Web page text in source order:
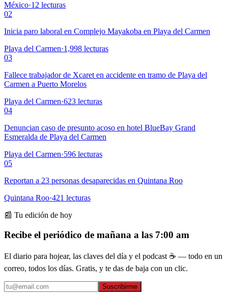
México·12 lecturas
02
Inicia paro laboral en Complejo Mayakoba en Playa del Carmen
Playa del Carmen·1,998 lecturas
03
Fallece trabajador de Xcaret en accidente en tramo de Playa del
Carmen a Puerto Morelos
Playa del Carmen·623 lecturas
04
Denuncian caso de presunto acoso en hotel BlueBay Grand
Esmeralda de Playa del Carmen
Playa del Carmen·596 lecturas
05
Reportan a 23 personas desaparecidas en Quintana Roo
Quintana Roo·421 lecturas
📰 Tu edición de hoy
Recibe el periódico de mañana a las 7:00 am
El diario para hojear, las claves del día y el podcast ☕ — todo en un
correo, todos los días. Gratis, y te das de baja con un clic.
Suscribirme